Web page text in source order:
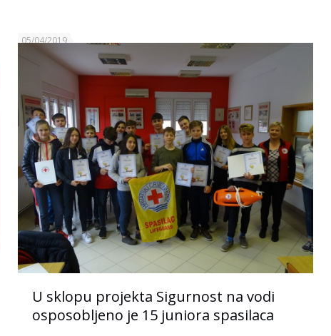
05/04/2019
U sklopu projekta Sigurnost na vodi
osposobljeno je 15 juniora spasilaca